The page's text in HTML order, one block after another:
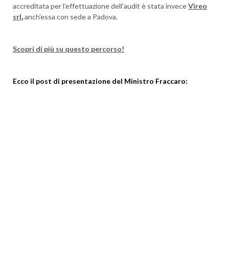
accreditata per l’effettuazione dell’audit è stata inveceVireo
srl,anch’essa con sede a Padova.
Scopri di più su questo percorso!
Ecco il post di presentazione del Ministro Fraccaro: